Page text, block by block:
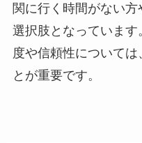
関に行く時間がない
選択肢となっていま
度や信頼性について
とが重要です。